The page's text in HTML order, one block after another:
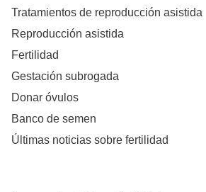
Tratamientos de reproducción asistida
Reproducción asistida
Fertilidad
Gestación subrogada
Donar óvulos
Banco de semen
Últimas noticias sobre fertilidad